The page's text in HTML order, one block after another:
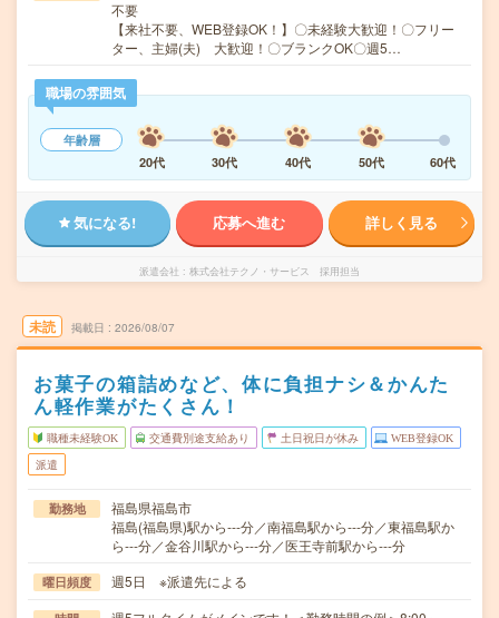
不要
【来社不要、WEB登録OK！】〇未経験大歓迎！〇フリー
ター、主婦(夫) 大歓迎！〇ブランクOK〇週5…
職場の雰囲気
年齢層
20代
30代 40代 50代 60代
気になる! 応募へ進む 詳しく見る
派遣会社 株式会社テクノ・サービス 採用担当
未読 掲載日 2026/08/07
お菓子の箱詰めなど、体に負担ナシ＆かんた
ん軽作業がたくさん！
職種未経験OK 交通費別途支給あり 土日祝日が休み WEB登録OK
派遣
勤務地
福島県福島市
福島(福島県)駅から---分／南福島駅から---分／東福島駅か
ら---分／金谷川駅から---分／医王寺前駅から---分
曜日頻度 週5日 ※派遣先による